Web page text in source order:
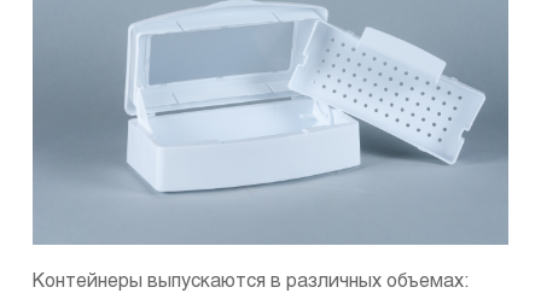
Контейнеры выпускаются в различных объемах: